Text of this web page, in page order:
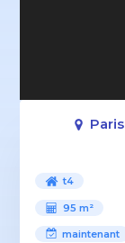
t4
95 m²
maintenant